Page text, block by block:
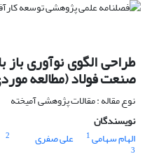
طراحی الگوی نوآوری
صنعت فولاد (مطالعه
نوع مقاله : مقالات پژوهشی آمیخته
نویسندگان
الهام سهامی1 علی صفری 2
3